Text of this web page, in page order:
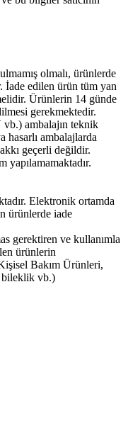
olmalı, ürünlerde
İade edilen ürün tüm yan
Ürünlerin 14 günde
gerekmektedir.
ambalajın teknik
hasarlı ambalajlarda
geçerli değildir.
yapılamamaktadır.
Elektronik ortamda
ürünlerde iade
gerektiren ve kullanımla
ürünlerin
Bakım Ürünleri,
bileklik vb.)